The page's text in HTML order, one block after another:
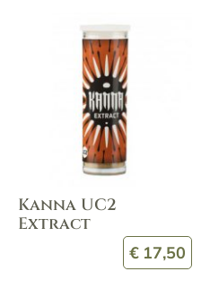
Kanna UC2
Extract
€ 17,50